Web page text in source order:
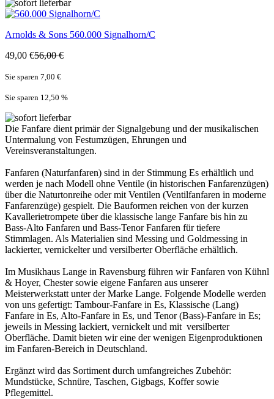
Arnolds & Sons 560.000 Signalhorn/C
49,00 €56,00 €
Sie sparen 7,00 €
Sie sparen 12,50 %
Die Fanfare dient primär der Signalgebung und der musikalischen
Untermalung von Festumzügen, Ehrungen und
Vereinsveranstaltungen.
Fanfaren (Naturfanfaren) sind in der Stimmung Es erhältlich und
werden je nach Modell ohne Ventile (in historischen Fanfarenzügen)
über die Naturtonreihe oder mit Ventilen (Ventilfanfaren in moderne
Fanfarenzüge) gespielt. Die Bauformen reichen von der kurzen
Kavallerietrompete über die klassische lange Fanfare bis hin zu
Bass-Alto Fanfaren und Bass-Tenor Fanfaren für tiefere
Stimmlagen. Als Materialien sind Messing und Goldmessing in
lackierter, vernickelter und versilberter Oberfläche erhältlich.
Im Musikhaus Lange in Ravensburg führen wir Fanfaren von Kühnl
& Hoyer, Chester sowie eigene Fanfaren aus unserer
Meisterwerkstatt unter der Marke Lange. Folgende Modelle werden
von uns gefertigt: Tambour-Fanfare in Es, Klassische (Lang)
Fanfare in Es, Alto-Fanfare in Es, und Tenor (Bass)-Fanfare in Es;
jeweils in Messing lackiert, vernickelt und mit versilberter
Oberfläche. Damit bieten wir eine der wenigen Eigenproduktionen
im Fanfaren-Bereich in Deutschland.
Ergänzt wird das Sortiment durch umfangreiches Zubehör:
Mundstücke, Schnüre, Taschen, Gigbags, Koffer sowie
Pflegemittel.